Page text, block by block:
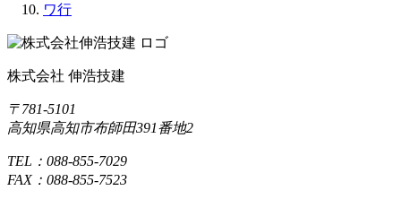
ワ行
株式会社 伸浩技建
〒781-5101
高知県高知市布師田391番地2
TEL：088-855-7029
FAX：088-855-7523